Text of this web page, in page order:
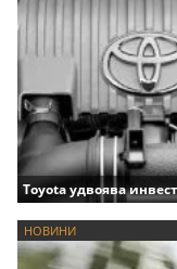
Toyota удвоява
НОВИНИ